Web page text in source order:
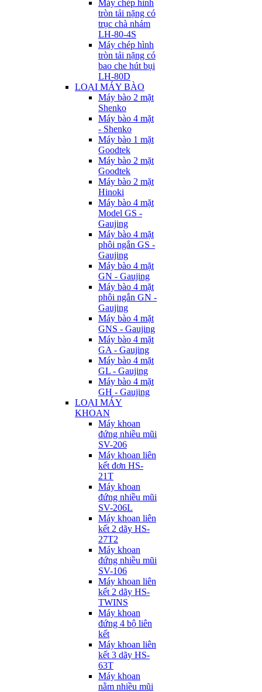
Máy chép hình
tròn tải nặng có
trục chà nhám
LH-80-4S
Máy chép hình
tròn tải nặng có
bao che hút bụi
LH-80D
LOẠI MÁY BÀO
Máy bào 2 mặt
Shenko
Máy bào 4 mặt
- Shenko
Máy bào 1 mặt
Goodtek
Máy bào 2 mặt
Goodtek
Máy bào 2 mặt
Hinoki
Máy bào 4 mặt
Model GS -
Gaujing
Máy bào 4 mặt
phôi ngắn GS -
Gaujing
Máy bào 4 mặt
GN - Gaujing
Máy bào 4 mặt
phôi ngắn GN -
Gaujing
Máy bào 4 mặt
GNS - Gaujing
Máy bào 4 mặt
GA - Gaujing
Máy bào 4 mặt
GL - Gaujing
Máy bào 4 mặt
GH - Gaujing
LOẠI MÁY
KHOAN
Máy khoan
đứng nhiều mũi
SV-206
Máy khoan liên
kết đơn HS-
21T
Máy khoan
đứng nhiều mũi
SV-206L
Máy khoan liên
kết 2 dãy HS-
27T2
Máy khoan
đứng nhiều mũi
SV-106
Máy khoan liên
kết 2 dãy HS-
TWINS
Máy khoan
đứng 4 bộ liên
kết
Máy khoan liên
kết 3 dãy HS-
63T
Máy khoan
nằm nhiều mũi